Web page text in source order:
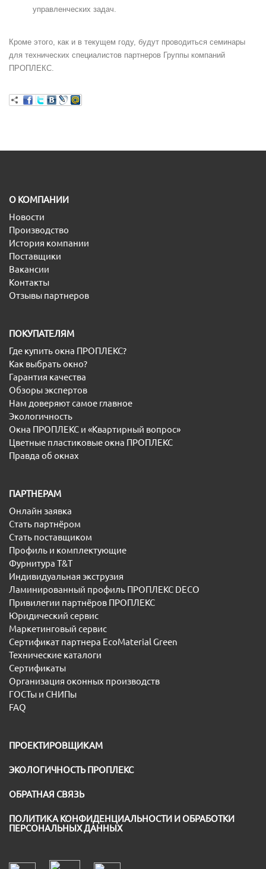
управленческих задач.
Кроме этого, как и в текущем году, будут проводиться семинары
для технических специалистов партнеров Группы компаний
ПРОПЛЕКС.
O КОМПАНИИ
Новости
Производство
История компании
Поставщики
Вакансии
Контакты
Отзывы партнеров
ПОКУПАТЕЛЯМ
Где купить окна ПРОПЛЕКС?
Как выбрать окно?
Гарантия качества
Обзоры экспертов
Нам доверяют самое главное
Экологичность
Окна ПРОПЛЕКС и «Квартирный вопрос»
Цветные пластиковые окна ПРОПЛЕКС
Правда об окнах
ПАРТНЕРАМ
Онлайн заявка
Стать партнёром
Стать поставщиком
Профиль и комплектующие
Фурнитура T&T
Индивидуальная экструзия
Ламинированный профиль ПРОПЛЕКС DECO
Привилегии партнёров ПРОПЛЕКС
Юридический сервис
Маркетинговый сервис
Сертификат партнера EcoMaterial Green
Технические каталоги
Сертификаты
Организация оконных производств
ГОСТы и СНИПы
FAQ
ПРОЕКТИРОВЩИКАМ
ЭКОЛОГИЧНОСТЬ ПРОПЛЕКС
ОБРАТНАЯ СВЯЗЬ
ПОЛИТИКА КОНФИДЕНЦИАЛЬНОСТИ И ОБРАБОТКИ
ПЕРСОНАЛЬНЫХ ДАННЫХ